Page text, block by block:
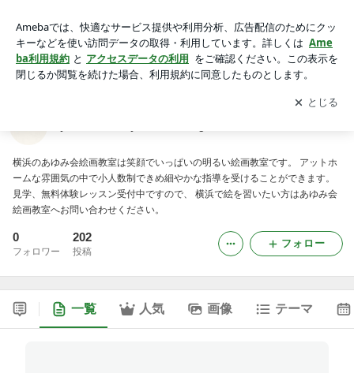
アプリをダウンロードして ブログの更新通知
を受け取りまし
ょう。
開く
横浜のあゆみ会絵画教室は笑顔でいっぱいの明るい絵画教室です。 アットホ
ームな雰囲気の中で小人数制できめ細やかな指導を受けることができます。
見学、無料体験レッスン受付中ですので、 横浜で絵を習いたい方はあゆみ会
絵画教室へお問い合わせください。
0
フォロワー
202
投稿
フォロー
一覧 人気 画像 テーマ